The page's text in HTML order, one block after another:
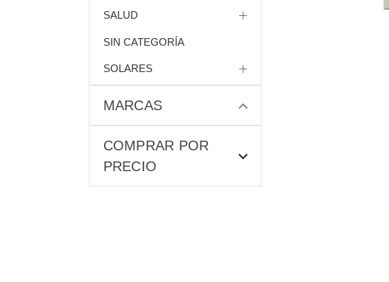
SALUD
SIN CATEGORÍA
SOLARES
MARCAS
COMPRAR POR
PRECIO